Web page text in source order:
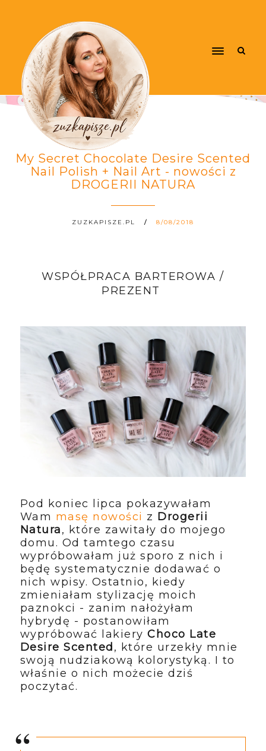
My Secret Chocolate Desire Scented
Nail Polish + Nail Art - nowości z
DROGERII NATURA
ZUZKAPISZE.PL 8/08/2018
WSPÓŁPRACA BARTEROWA /
PREZENT
Pod koniec lipca pokazywałam
Wam masę nowości z Drogerii
Natura, które zawitały do mojego
domu. Od tamtego czasu
wypróbowałam już sporo z nich i
będę systematycznie dodawać o
nich wpisy. Ostatnio, kiedy
zmieniałam stylizację moich
paznokci - zanim nałożyłam
hybrydę - postanowiłam
wypróbować lakieryChoco Late
Desire Scented, które urzekły mnie
swoją nudziakową kolorystyką. I to
właśnie o nich możecie dziś
poczytać.